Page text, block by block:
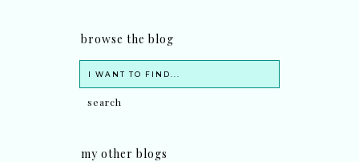
browse the blog
my other blogs